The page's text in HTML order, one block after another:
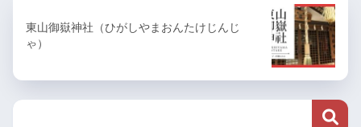
東山御嶽神社（ひがしやまおんたけじんじ
ゃ）